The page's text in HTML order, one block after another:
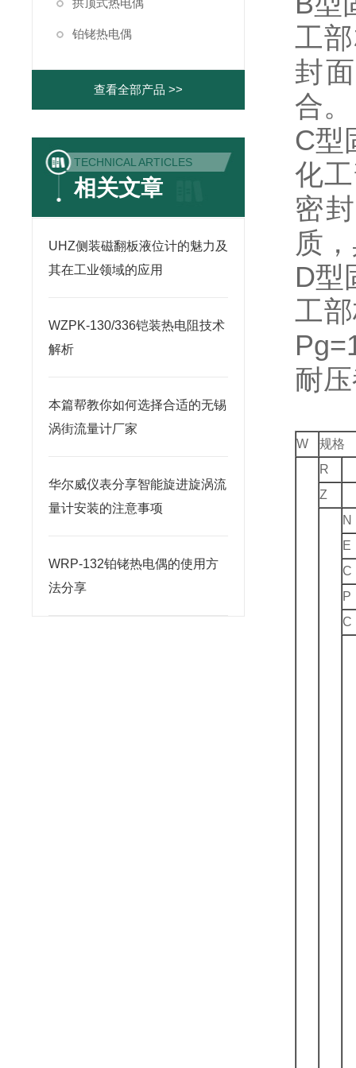
拱顶式热电偶
铂铑热电偶
查看全部产品 >>
TECHNICAL ARTICLES
相关文章
UHZ侧装磁翻板液位计的魅力及
其在工业领域的应用
WZPK-130/336铠装热电阻技术
解析
本篇帮教你如何选择合适的无锡
涡街流量计厂家
华尔威仪表分享智能旋进旋涡流
量计安装的注意事项
WRP-132铂铑热电偶的使用方
法分享
工
封
合。
C型
化
密
质
D型
工
耐
W
规格
R
Z
N
E
C
P
C